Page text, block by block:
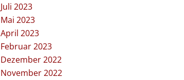
Juli 2023
Mai 2023
April 2023
Februar 2023
Dezember 2022
November 2022